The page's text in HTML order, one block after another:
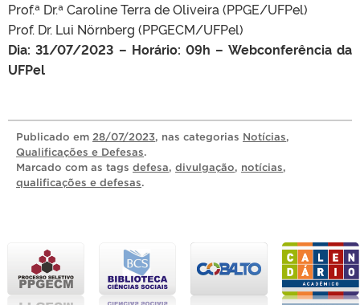
Prof.ª Dr.ª Caroline Terra de Oliveira (PPGE/UFPel)
Prof. Dr. Lui Nörnberg (PPGECM/UFPel)
Dia: 31/07/2023 – Horário: 09h – Webconferência da
UFPel
Publicado em 28/07/2023, nas categorias Notícias,
Qualificações e Defesas.
Marcado com as tags defesa, divulgação, notícias,
qualificações e defesas.